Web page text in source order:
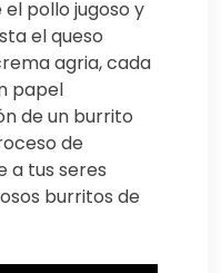
pollo jugoso y
el queso
agria, cada
papel
de un burrito
de
a tus seres
burritos de